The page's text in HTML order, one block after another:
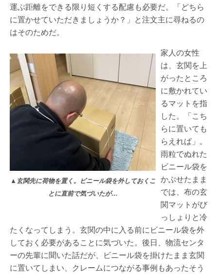
運ぶ距離をできる限り短くする配慮も必要だ。「どちら
に置かせていただきましょうか？」と注文主に尋ねるの
はそのためだ。
▲玄関先に荷物を置く。ビニール袋を外しておくこ
とに直前で気づいたが…
家人の女性
は、玄関を上
がったところ
に敷かれてい
るマットを指
した。「こち
らに置いても
らえれば」。
雨粒でぬれた
ビニール袋を
かぶせたまま
では、布の玄
関マットがび
っしょりと冷
たくなってしまう。玄関の中に入る前にビニール袋を外
しておく必要があることに気づいた。後日、物流センタ
ーの先輩に聞いた話だが、ビニール袋を掛けたまま玄関
に置いてしまい、クレームにつながる事例もあったそう